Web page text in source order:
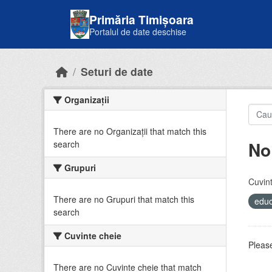
Primăria Timișoara
Portalul de date deschise
Seturi de date
Organizații
There are no Organizații that match this
search
Grupuri
There are no Grupuri that match this
search
Cuvinte cheie
There are no Cuvinte cheie that match